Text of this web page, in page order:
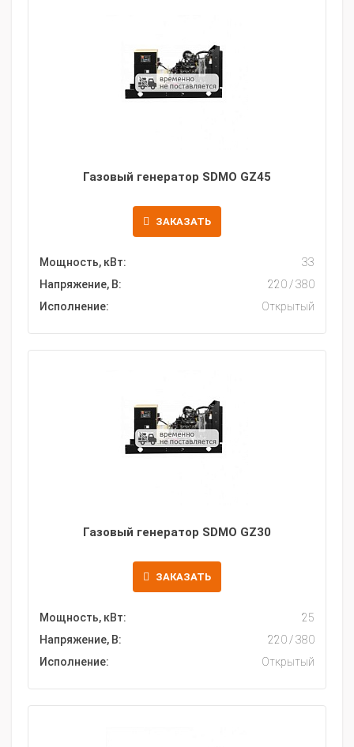
Газовый генератор SDMO GZ45
ЗАКАЗАТЬ
Мощность, кВт:
33
Напряжение, В:
220 / 380
Исполнение:
Открытый
Газовый генератор SDMO GZ30
ЗАКАЗАТЬ
Мощность, кВт:
25
Напряжение, В:
220 / 380
Исполнение:
Открытый